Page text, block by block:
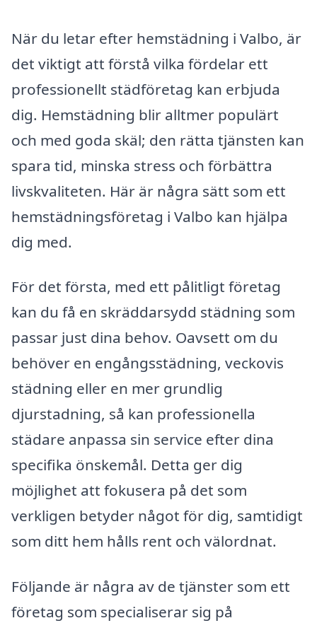
När du letar efter hemstädning i Valbo, är
det viktigt att förstå vilka fördelar ett
professionellt städföretag kan erbjuda
dig. Hemstädning blir alltmer populärt
och med goda skäl; den rätta tjänsten kan
spara tid, minska stress och förbättra
livskvaliteten. Här är några sätt som ett
hemstädningsföretag i Valbo kan hjälpa
dig med.
För det första, med ett pålitligt företag
kan du få en skräddarsydd städning som
passar just dina behov. Oavsett om du
behöver en engångsstädning, veckovis
städning eller en mer grundlig
djurstadning, så kan professionella
städare anpassa sin service efter dina
specifika önskemål. Detta ger dig
möjlighet att fokusera på det som
verkligen betyder något för dig, samtidigt
som ditt hem hålls rent och välordnat.
Följande är några av de tjänster som ett
företag som specialiserar sig på